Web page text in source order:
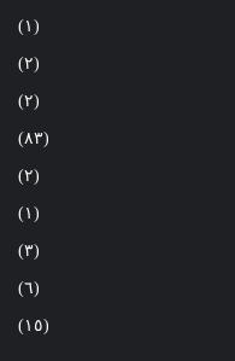
(١)
(٢)
(٢)
(٨٣)
(٢)
(١)
(٣)
(٦)
(١٥)